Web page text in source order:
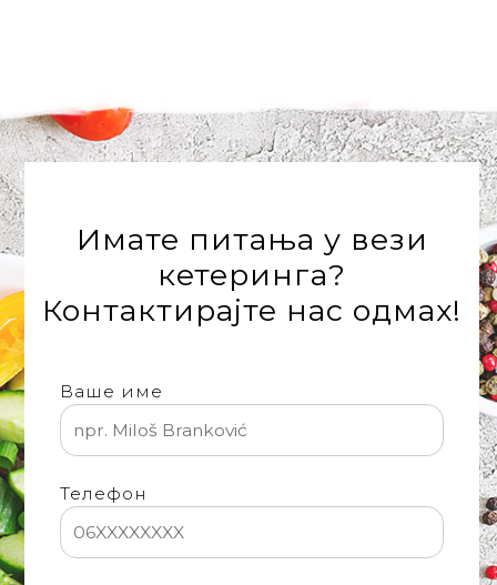
'
Имате питања у вези
кетеринга?
Контактирајте нас одмах!
Ваше име
Телефон